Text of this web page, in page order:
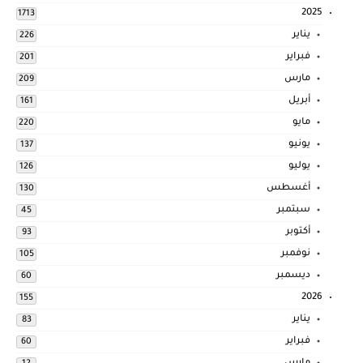
2025
1713
يناير 226
فبراير 201
مارس 209
أبريل 161
مايو 220
يونيو 137
يوليو 126
أغسطس 130
سبتمبر 45
أكتوبر 93
نوفمبر 105
ديسمبر 60
2026
155
يناير 83
فبراير 60